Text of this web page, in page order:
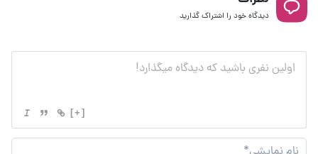
دیدگاه خود را اشتراک گذارید
[+]
نام